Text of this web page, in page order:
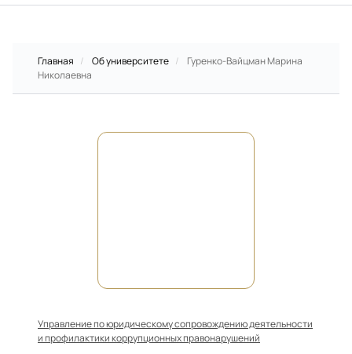
Главная / Об университете /
Гуренко-Вайцман Марина
Николаевна
Управление по юридическому сопровождению деятельности
и профилактики коррупционных правонарушений